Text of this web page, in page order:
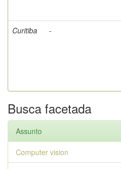
Curitiba
-
Busca facetada
Assunto
Computer vision